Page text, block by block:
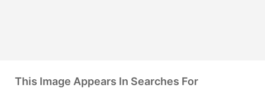
This Image Appears In Searches For